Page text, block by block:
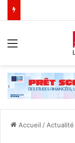
Accueil / Actualité